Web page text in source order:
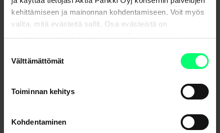
kehittämiseen ja mainonnan kohdentamiseen. Voit myös
valita, mitä evästeitä sallit. Osa evästeistä on
valinta
Välttämättömät
Toiminnan kehitys
Kohdentaminen
Asuntovakuus